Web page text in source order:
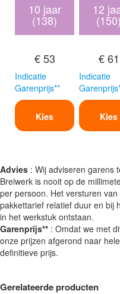
10 jaar
(138)
€ 53
Indicatie
Garenprijs**
Kies
12
(150)
€ 61
Indicatie
Kies
Advies : Wij adviseren garens
Breiwerk is nooit op de
per persoon. Het versturen
pakkettarief relatief duur en bij
in het werkstuk ontstaan.
Garenprijs** : Omdat we met
onze prijzen afgerond naar
definitieve prijs.
Gerelateerde producten